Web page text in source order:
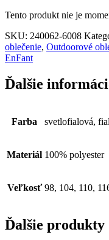
Tento produkt nie je
SKU: 240062-6008
oblečenie, Outdoorové
EnFant
Ďalšie
Farba svetlofialová,
Materiál 100% polyester
Veľkosť 98, 104, 110,
Ďalšie produkty